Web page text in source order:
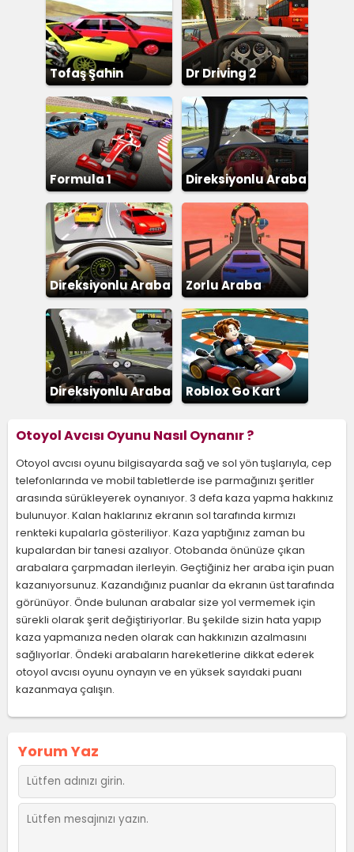
Tofaş Şahin Dr Driving 2
Formula 1
Direksiyonlu Araba
Sürme
Direksiyonlu Araba
Zorlu Araba
Parkuru 3D
Direksiyonlu Araba
Roblox Go Kart
Otoyol Avcısı Oyunu Nasıl Oynanır ?
Otoyol avcısı oyunu bilgisayarda sağ ve sol yön tuşlarıyla, cep
telefonlarında ve mobil tabletlerde ise parmağınızı şeritler
arasında sürükleyerek oynanıyor. 3 defa kaza yapma hakkınız
bulunuyor. Kalan haklarınız ekranın sol tarafında kırmızı
renkteki kupalarla gösteriliyor. Kaza yaptığınız zaman bu
kupalardan bir tanesi azalıyor. Otobanda önünüze çıkan
arabalara çarpmadan ilerleyin. Geçtiğiniz her araba için puan
kazanıyorsunuz. Kazandığınız puanlar da ekranın üst tarafında
görünüyor. Önde bulunan arabalar size yol vermemek için
sürekli olarak şerit değiştiriyorlar. Bu şekilde sizin hata yapıp
kaza yapmanıza neden olarak can hakkınızın azalmasını
sağlıyorlar. Öndeki arabaların hareketlerine dikkat ederek
otoyol avcısı oyunu oynayın ve en yüksek sayıdaki puanı
kazanmaya çalışın.
Yorum Yaz